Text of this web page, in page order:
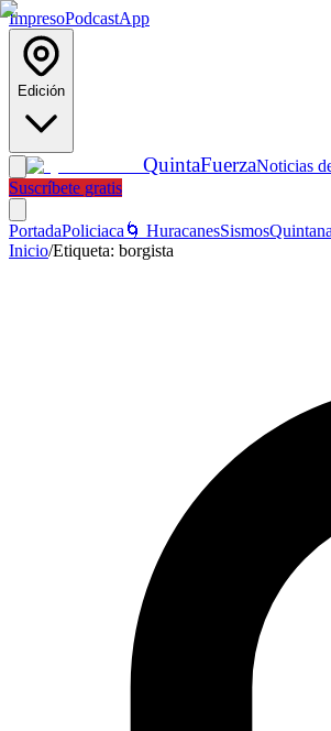
ImpresoPodcastApp
Edición
QuintaFuerzaNoticias
Suscríbete gratis
PortadaPoliciaca 🌀 HuracanesSismos
Inicio/Etiqueta: borgista